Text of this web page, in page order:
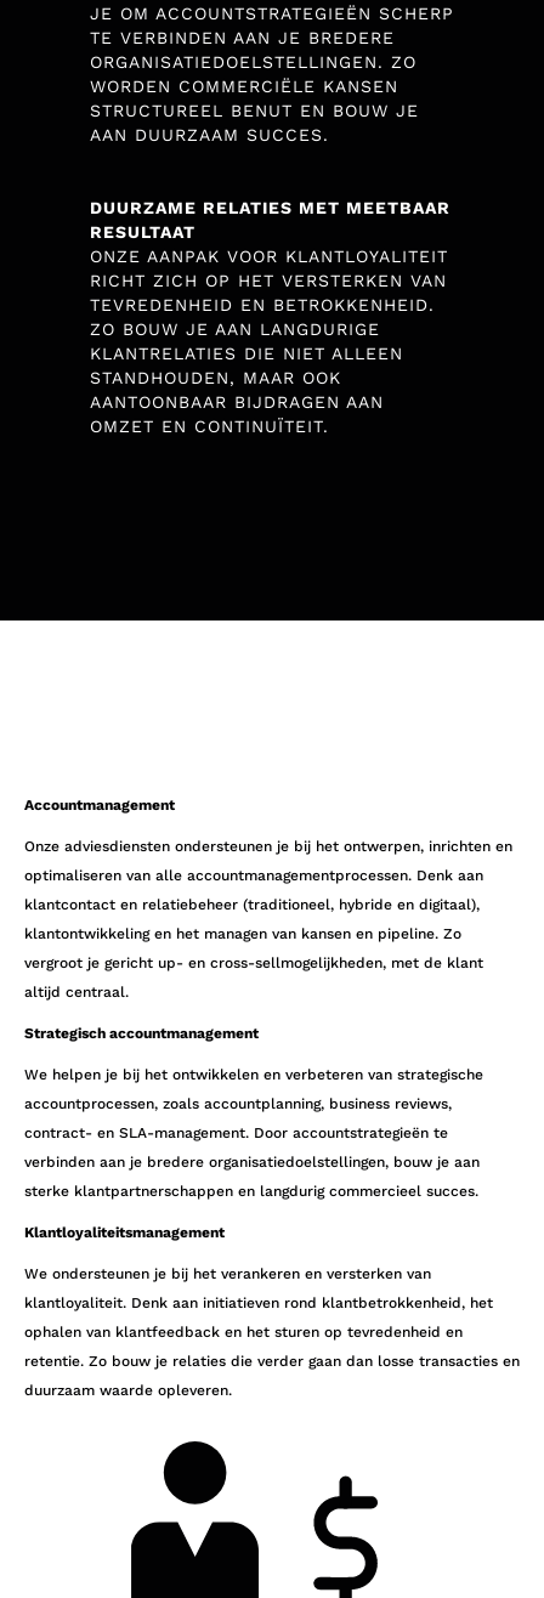
JE OM ACCOUNTSTRATEGIEËN SCHERP
TE VERBINDEN AAN JE BREDERE
ORGANISATIEDOELSTELLINGEN. ZO
WORDEN COMMERCIËLE KANSEN
STRUCTUREEL BENUT EN BOUW JE
AAN DUURZAAM SUCCES.
DUURZAME RELATIES MET MEETBAAR
RESULTAAT
ONZE AANPAK VOOR KLANTLOYALITEIT
RICHT ZICH OP HET VERSTERKEN VAN
TEVREDENHEID EN BETROKKENHEID.
ZO BOUW JE AAN LANGDURIGE
KLANTRELATIES DIE NIET ALLEEN
STANDHOUDEN, MAAR OOK
AANTOONBAAR BIJDRAGEN AAN
OMZET EN CONTINUÏTEIT.
Accountmanagement
Onze adviesdiensten ondersteunen je bij het ontwerpen, inrichten en
optimaliseren van alle accountmanagementprocessen. Denk aan
klantcontact en relatiebeheer (traditioneel, hybride en digitaal),
klantontwikkeling en het managen van kansen en pipeline. Zo
vergroot je gericht up- en cross-sellmogelijkheden, met de klant
altijd centraal.
Strategisch accountmanagement
We helpen je bij het ontwikkelen en verbeteren van strategische
accountprocessen, zoals accountplanning, business reviews,
contract- en SLA-management. Door accountstrategieën te
verbinden aan je bredere organisatiedoelstellingen, bouw je aan
sterke klantpartnerschappen en langdurig commercieel succes.
Klantloyaliteitsmanagement
We ondersteunen je bij het verankeren en versterken van
klantloyaliteit. Denk aan initiatieven rond klantbetrokkenheid, het
ophalen van klantfeedback en het sturen op tevredenheid en
retentie. Zo bouw je relaties die verder gaan dan losse transacties en
duurzaam waarde opleveren.